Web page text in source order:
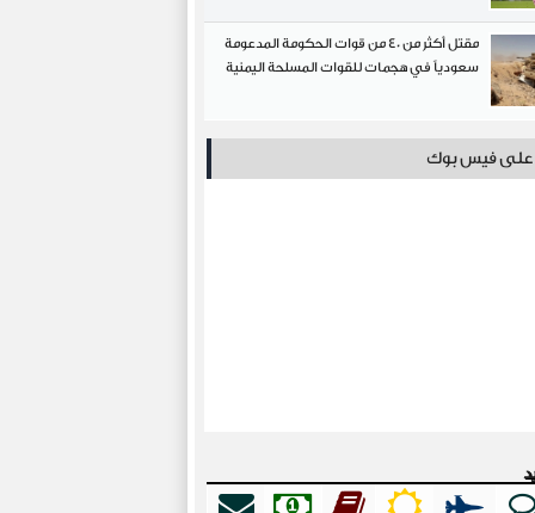
مقتل أكثر من 40 من قوات الحكومة المدعومة
سعودياً في هجمات للقوات المسلحة اليمنية
على فيس بوك